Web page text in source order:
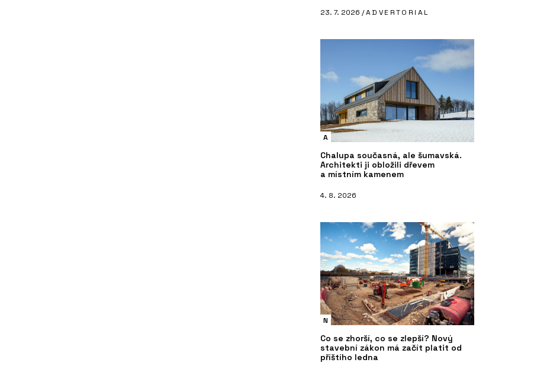
23. 7. 2026 /ADVERTORIAL
A
Chalupa současná, ale šumavská.
Architekti ji obložili dřevem
a místním kamenem
4. 8. 2026
N
Co se zhorší, co se zlepší? Nový
stavební zákon má začít platit od
příštího ledna